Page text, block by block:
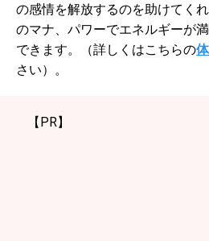
の感情を解放するのを助けてく
のマナ、パワーでエネルギーが
できます。（詳しくはこちらの
さい）。
【PR】